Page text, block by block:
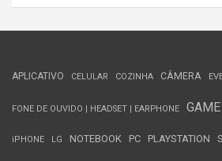
APLICATIVO CELULAR COZINHA CÂMERA
FONE DE OUVIDO | HEADSET | EARPHONE
iPHONE LG NOTEBOOK PC PLAYSTATION